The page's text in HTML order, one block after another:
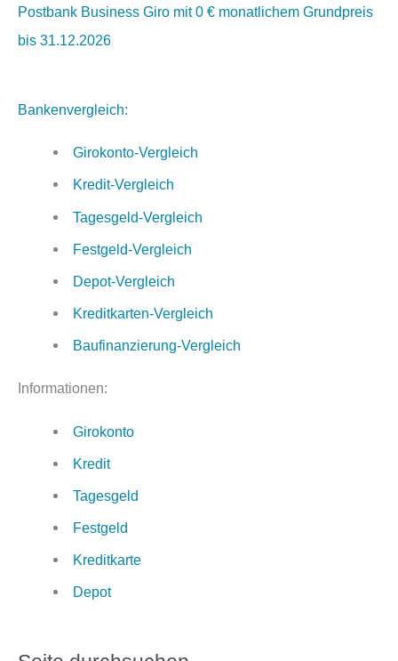
Postbank Business Giro mit 0 € monatlichem Grundpreis
bis 31.12.2026
Bankenvergleich:
Girokonto-Vergleich
Kredit-Vergleich
Tagesgeld-Vergleich
Festgeld-Vergleich
Depot-Vergleich
Kreditkarten-Vergleich
Baufinanzierung-Vergleich
Informationen:
Girokonto
Kredit
Tagesgeld
Festgeld
Kreditkarte
Depot